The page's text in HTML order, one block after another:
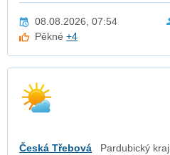
08.08.2026, 07:54
Pěkné+4
Česká Třebová Pardubický kraj